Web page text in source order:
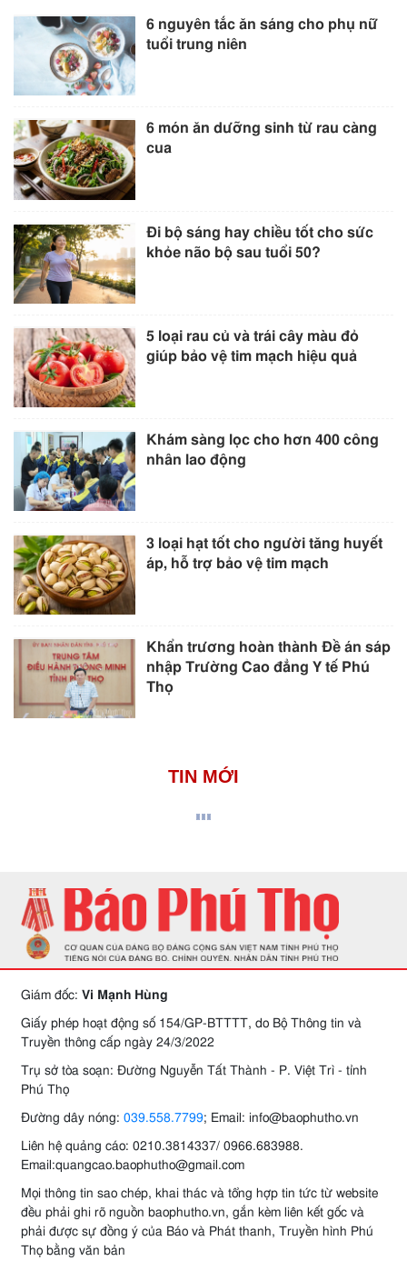
6 nguyên tắc ăn sáng cho phụ nữ
tuổi trung niên
6 món ăn dưỡng sinh từ rau càng
cua
Đi bộ sáng hay chiều tốt cho sức
khỏe não bộ sau tuổi 50?
5 loại rau củ và trái cây màu đỏ
giúp bảo vệ tim mạch hiệu quả
Khám sàng lọc cho hơn 400 công
nhân lao động
3 loại hạt tốt cho người tăng huyết
áp, hỗ trợ bảo vệ tim mạch
Khẩn trương hoàn thành Đề án sáp
nhập Trường Cao đẳng Y tế Phú
Thọ
TIN MỚI
Giám đốc: Vi Mạnh Hùng
Giấy phép hoạt động số 154/GP-BTTTT, do Bộ Thông tin và
Truyền thông cấp ngày 24/3/2022
Trụ sở tòa soạn: Đường Nguyễn Tất Thành - P. Việt Trì - tỉnh
Phú Thọ
Đường dây nóng: 039.558.7799; Email: info@baophutho.vn
Liên hệ quảng cáo: 0210.3814337/ 0966.683988.
Email:quangcao.baophutho@gmail.com
Mọi thông tin sao chép, khai thác và tổng hợp tin tức từ website
đều phải ghi rõ nguồn baophutho.vn, gắn kèm liên kết gốc và
phải được sự đồng ý của Báo và Phát thanh, Truyền hình Phú
Thọ bằng văn bản